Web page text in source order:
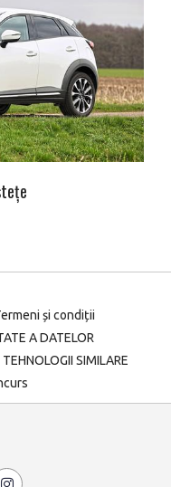
și condiții
A DATELOR
SIMILARE